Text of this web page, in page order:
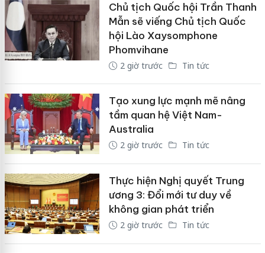
Chủ tịch Quốc hội Trần Thanh
Mẫn sẽ viếng Chủ tịch Quốc
hội Lào Xaysomphone
Phomvihane
2 giờ trước Tin tức
Tạo xung lực mạnh mẽ nâng
tầm quan hệ Việt Nam-
Australia
2 giờ trước Tin tức
Thực hiện Nghị quyết Trung
ương 3: Đổi mới tư duy về
không gian phát triển
2 giờ trước Tin tức